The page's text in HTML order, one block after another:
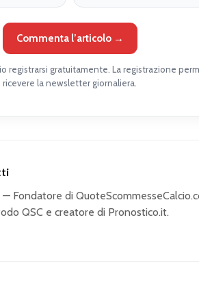
Commenta l’articolo →
registrarsi gratuitamente. La registrazione
ricevere la newsletter giornaliera.
Fondatore di
QSC e creatore di Pronostico.it.